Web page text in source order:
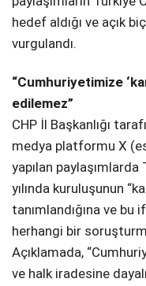
hedef aldığı ve açık
vurgulandı.
“Cumhuriyetimize
edilemez”
CHP İl Başkanlığı
medya platformu X
yapılan
yılında kuruluşunun
tanımlandığına ve bu
herhangi bir
Açıklamada,
ve halk iradesine